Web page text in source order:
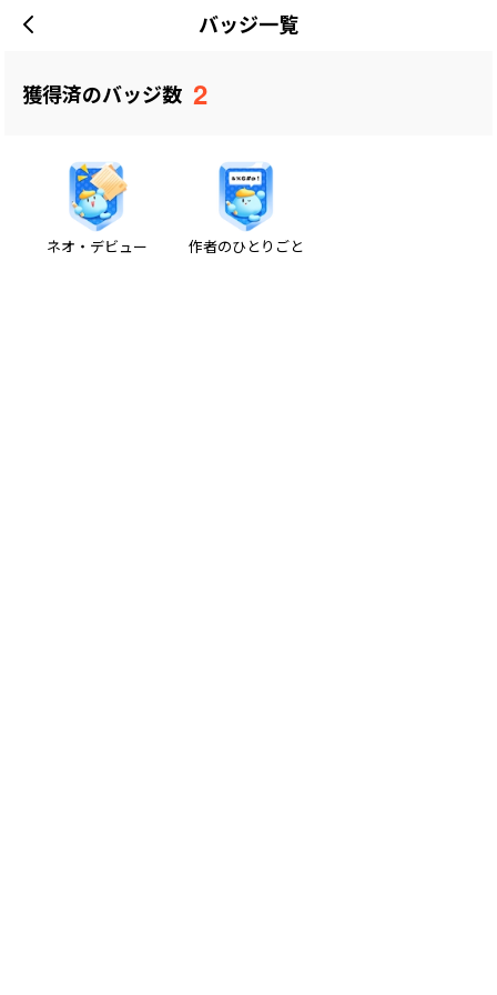
バッジ一覧
獲得済のバッジ数 2
ネオ・デビュー 作者のひとりごと